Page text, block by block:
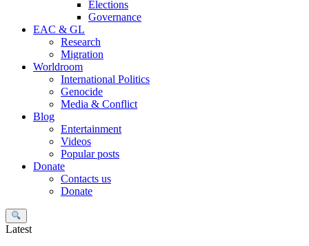
Elections
Governance
EAC & GL
Research
Migration
Worldroom
International Politics
Genocide
Media & Conflict
Blog
Entertainment
Videos
Popular posts
Donate
Contacts us
Donate
Search
Latest